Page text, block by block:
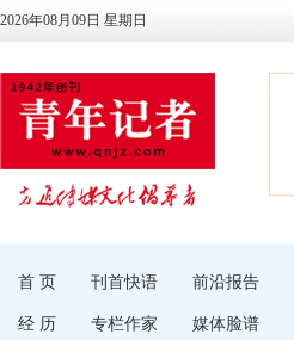
2026年08月09日 星期日
首 页 刊首快语 前沿报告
经 历 专栏作家 媒体脸谱